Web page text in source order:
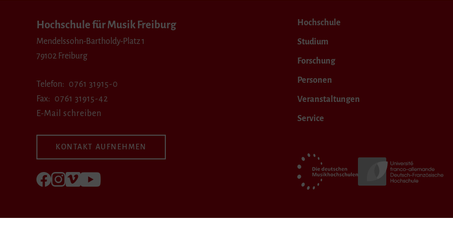
Hochschule für Musik Freiburg
Mendelssohn-Bartholdy-Platz 1
79102 Freiburg
Telefon
0761 31915-0
Fax
0761 31915-42
E-Mail schreiben
KONTAKT AUFNEHMEN
Folgen Sie uns auf Facebook
Folgen Sie uns auf Instagram
Besuchen Sie uns bei Vimeo
Besuchen Sie uns bei youtube
Hochschule
Studium
Forschung
Personen
Veranstaltungen
Service